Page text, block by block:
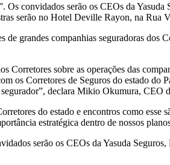
convidados serão os CEOs da
serão no Hotel Deville Rayon, na Rua
grandes companhias seguradoras dos
sobre as operações das
os Corretores de Seguros do estado do
declara Mikio Okumura, CEO
do estado e encontros como esse
estratégica dentro de nossos
serão os CEOs da Yasuda